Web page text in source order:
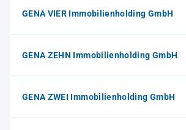
GENA VIER Immobilienholding GmbH
GENA ZEHN Immobilienholding GmbH
GENA ZWEI Immobilienholding GmbH